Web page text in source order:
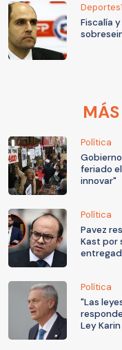
Fiscalía
Política
feriado
innovar"
Política
Pavez
Kast por
Política
"Las
Ley Karin